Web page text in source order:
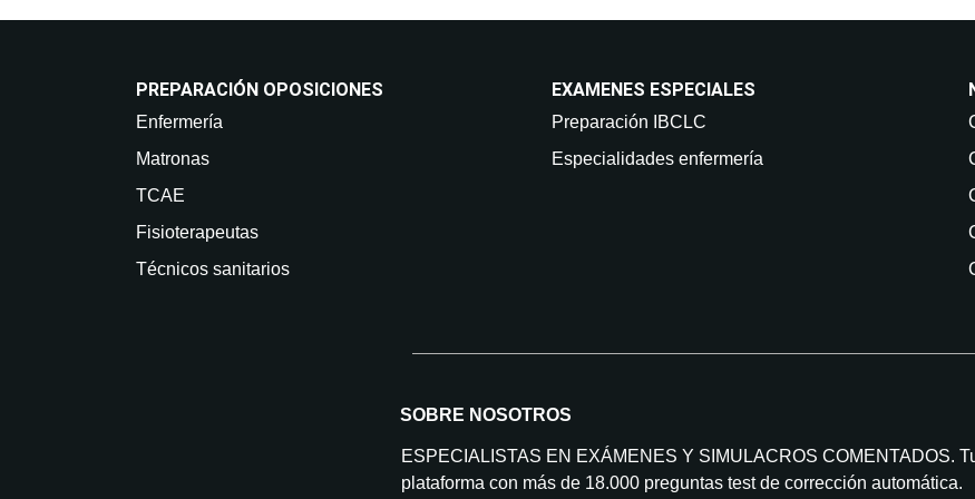
PREPARACIÓN OPOSICIONES
Enfermería
Matronas
TCAE
Fisioterapeutas
Técnicos sanitarios
EXAMENES ESPECIALES
Preparación IBCLC
Especialidades enfermería
SOBRE NOSOTROS
ESPECIALISTAS EN EXÁMENES Y SIMULACROS COMENTADOS.
plataforma con más de 18.000 preguntas test de corrección automática.